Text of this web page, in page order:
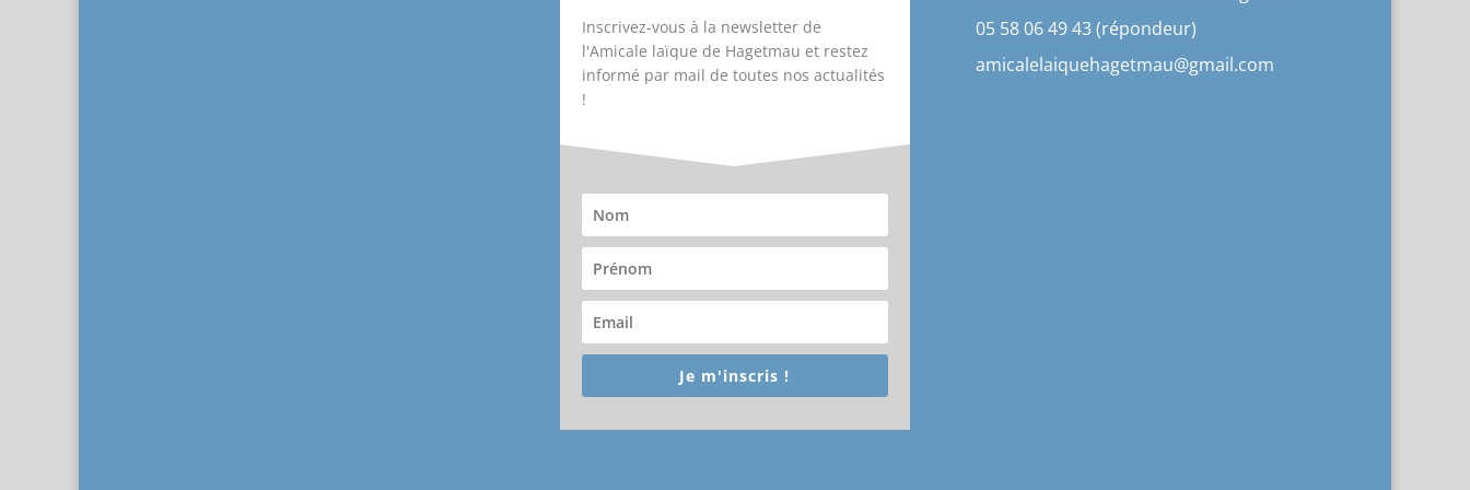
Inscrivez-vous à la newsletter de
l'Amicale laïque de Hagetmau et restez
informé par mail de toutes nos actualités
!
Je m'inscris !
05 58 06 49 43 (répondeur)
amicalelaiquehagetmau@gmail.com